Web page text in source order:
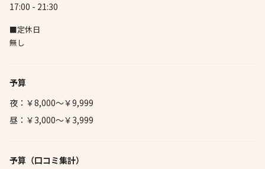
17:00 - 21:30
■定休日
無し
予算
夜：￥8,000～￥9,999
昼：￥3,000～￥3,999
予算 （口コミ集計）